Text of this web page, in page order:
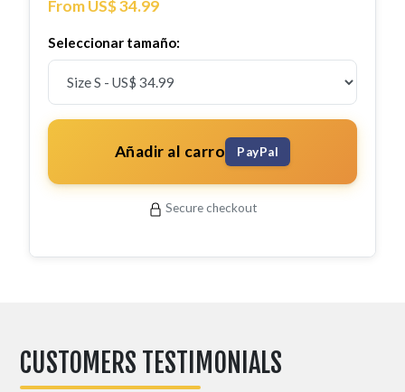
From US$ 34.99
Seleccionar tamaño:
Añadir al carro PayPal
Secure checkout
CUSTOMERS TESTIMONIALS